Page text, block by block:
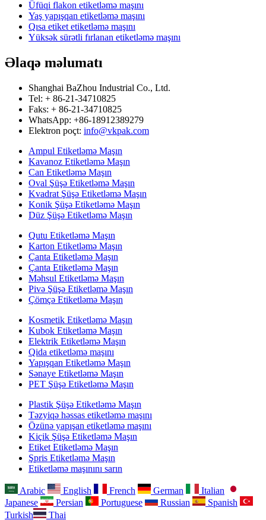
Üfüqi flakon etiketləmə maşını
Yaş yapışqan etiketləmə maşını
Qısa etiket etiketləmə maşını
Yüksək sürətli fırlanan etiketləmə maşını
Əlaqə məlumatı
Shanghai BaZhou Industrial Co., Ltd.
Tel: + 86-21-34710825
Faks: + 86-21-34710825
WhatsApp: +86-18912389279
Elektron poçt: info@vkpak.com
Ampul Etiketləmə Maşın
Kavanoz Etiketləmə Maşın
Can Etiketləmə Maşın
Oval Şüşə Etiketləmə Maşın
Kvadrat Şüşə Etiketləmə Maşın
Konik Şüşə Etiketləmə Maşın
Düz Şüşə Etiketləmə Maşın
Qutu Etiketləmə Maşın
Karton Etiketləmə Maşın
Çanta Etiketləmə Maşın
Çanta Etiketləmə Maşın
Məhsul Etiketləmə Maşın
Pivə Şüşə Etiketləmə Maşın
Çömçə Etiketləmə Maşın
Kosmetik Etiketləmə Maşın
Kubok Etiketləmə Maşın
Elektrik Etiketləmə Maşın
Qida etiketləmə maşını
Yapışqan Etiketləmə Maşın
Sənaye Etiketləmə Maşın
PET Şüşə Etiketləmə Maşın
Plastik Şüşə Etiketləmə Maşın
Təzyiqə həssas etiketləmə maşını
Özünə yapışan etiketləmə maşını
Kiçik Şüşə Etiketləmə Maşın
Etiket Etiketləmə Maşın
Şpris Etiketləmə Maşın
Etiketləmə maşınını sarın
Arabic English French German
Italian
Japanese
Persian Portuguese Russian
Spanish
Turkish
Thai